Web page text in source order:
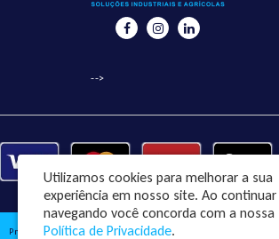
-->
Pneumatix Soluções Industriais Ltda - CNPJ: 18.561.656/0001-49
Utilizamos cookies para melhorar a sua
experiência em nosso site. Ao continuar
navegando você concorda com a nossa
Política de Privacidade.